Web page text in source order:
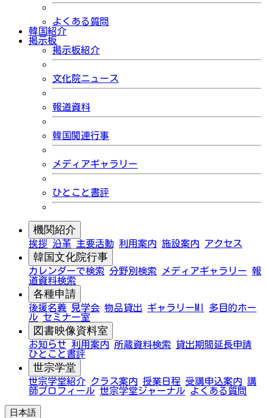
よくある質問
韓国紹介
掲示板
掲示板紹介
文化院ニュース
報道資料
韓国関連行事
メディアギャラリー
ひとこと書評
機関紹介
挨拶 沿革 主要活動 利用案内 施設案内 アクセス
韓国文化院行事
カレンダーで検索 分野別検索 メディアギャラリー 報
道資料検索
各種申請
後援名義 見学会 物品貸出 ギャラリーMI
多目的ホー
ル セミナー室
図書映像資料室
お知らせ 利用案内 所蔵資料検索
貸出期間延長申請
ひとこと書評
世宗学堂
世宗学堂紹介 クラス案内 授業日程 受講申込案内 講
師プロフィール 世宗学堂ジャーナル よくある質問
日本語